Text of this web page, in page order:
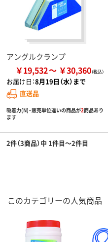
アングルクランプ
￥19,532 ￥30,360
お届け日：8月19日（水）まで
直送品
吸着力(N)・販売単位違いの商品が2商品あり
ます
2件（3商品）中 1件目～2件目
このカテゴリーの人気商品